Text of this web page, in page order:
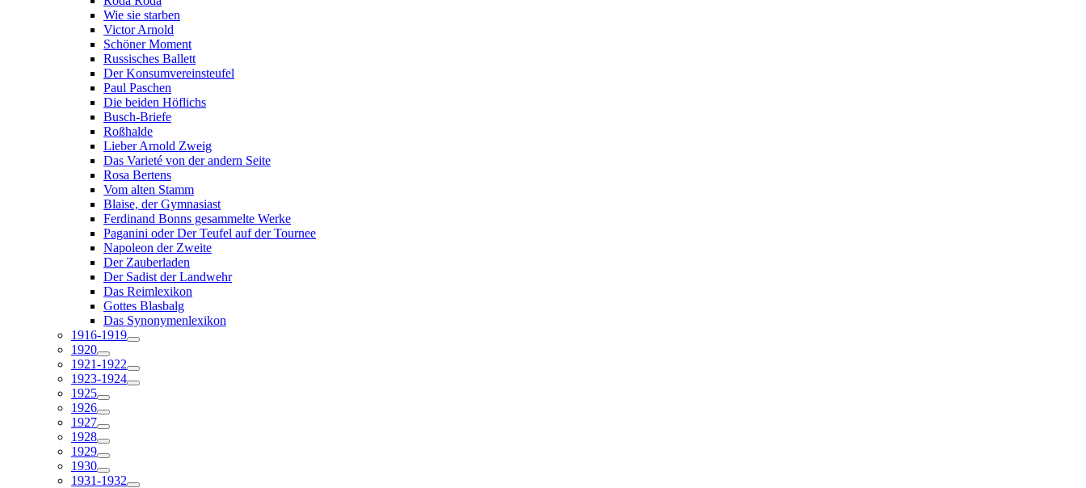
Wie sie starben
Victor Arnold
Schöner Moment
Russisches Ballett
Der Konsumvereinsteufel
Paul Paschen
Die beiden Höflichs
Busch-Briefe
Roßhalde
Lieber Arnold Zweig
Das Varieté von der andern Seite
Rosa Bertens
Vom alten Stamm
Blaise, der Gymnasiast
Ferdinand Bonns gesammelte Werke
Paganini oder Der Teufel auf der Tournee
Napoleon der Zweite
Der Zauberladen
Der Sadist der Landwehr
Das Reimlexikon
Gottes Blasbalg
Das Synonymenlexikon
1916-1919
1920
1921-1922
1923-1924
1925
1926
1927
1928
1929
1930
1931-1932